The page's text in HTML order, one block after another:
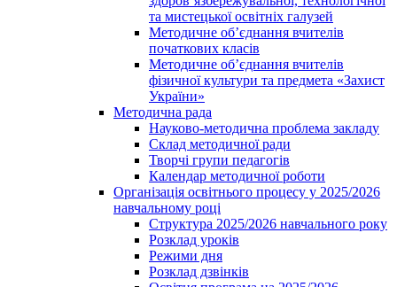
та мистецької освітніх галузей
Методичне об’єднання вчителів
початкових класів
Методичне об’єднання вчителів
фізичної культури та предмета «Захист
України»
Методична рада
Науково-методична проблема закладу
Склад методичної ради
Творчі групи педагогів
Календар методичної роботи
Організація освітнього процесу у 2025/2026
навчальному році
Структура 2025/2026 навчального року
Розклад уроків
Режими дня
Розклад дзвінків